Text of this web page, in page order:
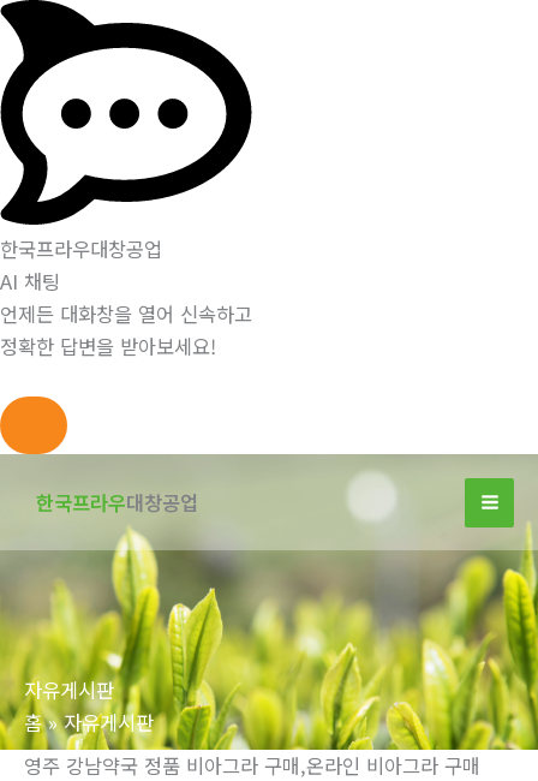
한국프라우대창공업
AI 채팅
언제든 대화창을 열어 신속하고
정확한 답변을 받아보세요!
너
뛰
기
한국프라우대창공업
자유게시판
홈
자유게시판
영주 강남약국 정품 비아그라 구매,온라인 비아그라 구매